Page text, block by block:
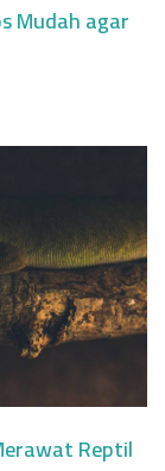
Mudah agar
Reptil